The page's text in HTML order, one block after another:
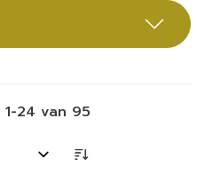
1-24 van 95